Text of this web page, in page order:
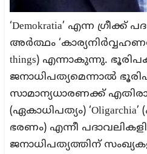
‘Demokratia’ എന്ന ഗ്രീക്ക്
അർത്ഥം
things) എന്നാകുന്നു.
ജനാധിപത്യമെന്നാൽ
സാമാന്യധാരണക്ക്
(ഏകാധിപത്യം)
ഭരണം) എന്നീ
ജനാധിപത്യത്തിന്